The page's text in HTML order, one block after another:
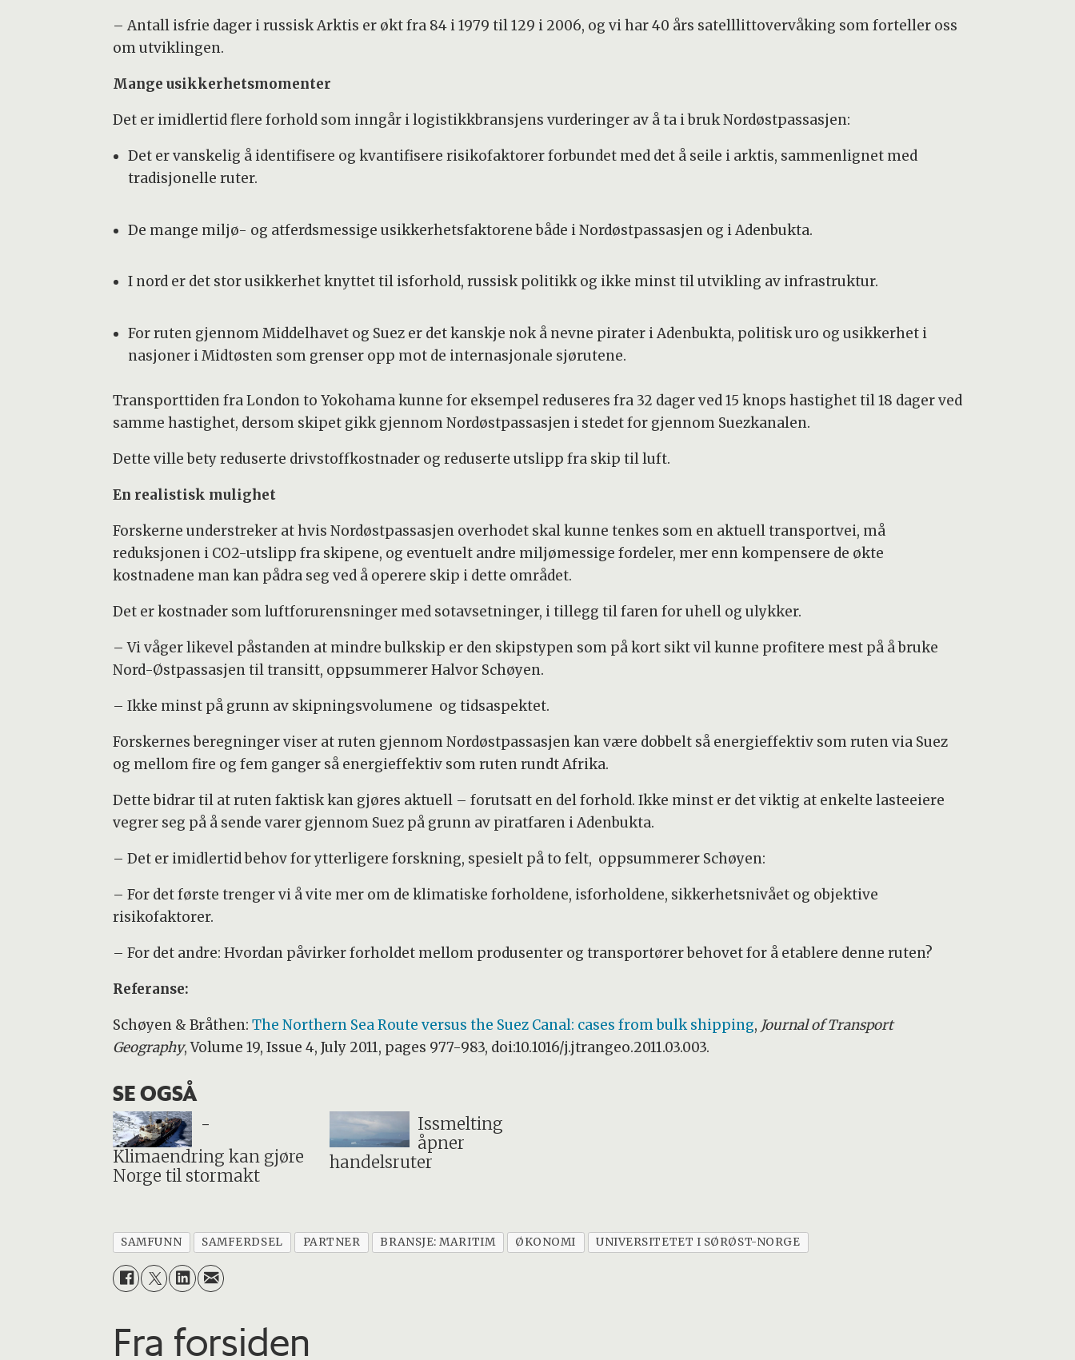
– Antall isfrie dager i russisk Arktis er økt fra 84 i 1979 til 129 i 2006, og vi har 40 års satelllittovervåking som forteller oss
om utviklingen.
Mange usikkerhetsmomenter
Det er imidlertid flere forhold som inngår i logistikkbransjens vurderinger av å ta i bruk Nordøstpassasjen:
Det er vanskelig å identifisere og kvantifisere risikofaktorer forbundet med det å seile i arktis, sammenlignet med
tradisjonelle ruter.
De mange miljø- og atferdsmessige usikkerhetsfaktorene både i Nordøstpassasjen og i Adenbukta.
I nord er det stor usikkerhet knyttet til isforhold, russisk politikk og ikke minst til utvikling av infrastruktur.
For ruten gjennom Middelhavet og Suez er det kanskje nok å nevne pirater i Adenbukta, politisk uro og usikkerhet i
nasjoner i Midtøsten som grenser opp mot de internasjonale sjørutene.
Transporttiden fra London to Yokohama kunne for eksempel reduseres fra 32 dager ved 15 knops hastighet til 18 dager ved
samme hastighet, dersom skipet gikk gjennom Nordøstpassasjen i stedet for gjennom Suezkanalen.
Dette ville bety reduserte drivstoffkostnader og reduserte utslipp fra skip til luft.
En realistisk mulighet
Forskerne understreker at hvis Nordøstpassasjen overhodet skal kunne tenkes som en aktuell transportvei, må
reduksjonen i CO2-utslipp fra skipene, og eventuelt andre miljømessige fordeler, mer enn kompensere de økte
kostnadene man kan pådra seg ved å operere skip i dette området.
Det er kostnader som luftforurensninger med sotavsetninger, i tillegg til faren for uhell og ulykker.
– Vi våger likevel påstanden at mindre bulkskip er den skipstypen som på kort sikt vil kunne profitere mest på å bruke
Nord-Østpassasjen til transitt, oppsummerer Halvor Schøyen.
– Ikke minst på grunn av skipningsvolumene og tidsaspektet.
Forskernes beregninger viser at ruten gjennom Nordøstpassasjen kan være dobbelt så energieffektiv som ruten via Suez
og mellom fire og fem ganger så energieffektiv som ruten rundt Afrika.
Dette bidrar til at ruten faktisk kan gjøres aktuell – forutsatt en del forhold. Ikke minst er det viktig at enkelte lasteeiere
vegrer seg på å sende varer gjennom Suez på grunn av piratfaren i Adenbukta.
– Det er imidlertid behov for ytterligere forskning, spesielt på to felt, oppsummerer Schøyen:
– For det første trenger vi å vite mer om de klimatiske forholdene, isforholdene, sikkerhetsnivået og objektive
risikofaktorer.
– For det andre: Hvordan påvirker forholdet mellom produsenter og transportører behovet for å etablere denne ruten?
Referanse:
Schøyen & Bråthen: The Northern Sea Route versus the Suez Canal: cases from bulk shipping, Journal of Transport
Geography, Volume 19, Issue 4, July 2011, pages 977-983, doi:10.1016/j.jtrangeo.2011.03.003.
SE OGSÅ
-
Klimaendring kan gjøre
Norge til stormakt
Issmelting
åpner
handelsruter
SAMFUNN SAMFERDSEL PARTNER BRANSJE: MARITIM ØKONOMI UNIVERSITETET I SØRØST-NORGE
Fra forsiden